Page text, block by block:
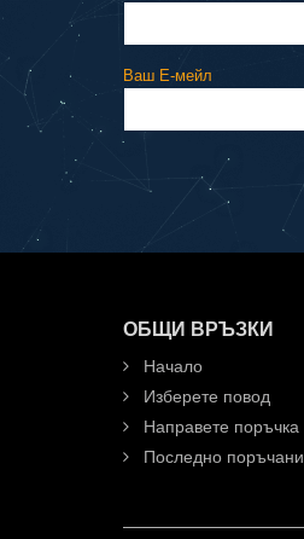
Ваш E-мeйл
ОБЩИ ВРЪЗКИ
Начало
Изберете повод
Направете поръчка
Последно поръчани